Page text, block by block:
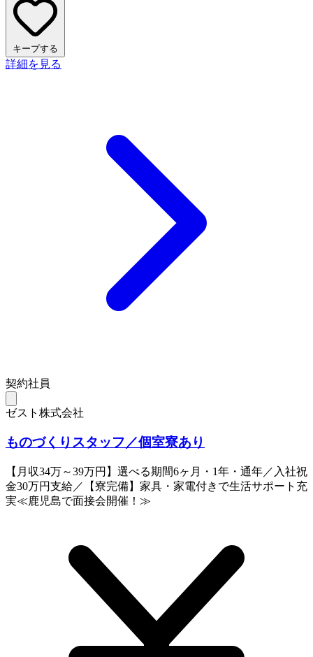
キープする
詳細を見る
契約社員
ゼスト株式会社
ものづくりスタッフ／個室寮あり
【月収34万～39万円】選べる期間6ヶ月・1年・通年／入社祝
金30万円支給／【寮完備】家具・家電付きで生活サポート充
実≪鹿児島で面接会開催！≫